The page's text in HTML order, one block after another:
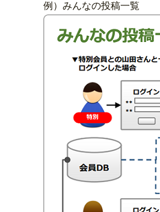
例）みんなの投稿一覧